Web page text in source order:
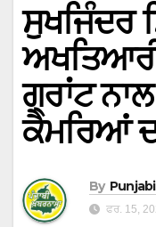
ਸੁਖਜਿੰਦਰ
ਗ੍ਰਾਂਟ
ਕੈਮਰਿਆਂ
By
ਫਰ. 15,